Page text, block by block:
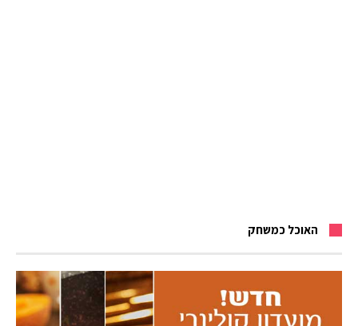
האוכל כמשחק